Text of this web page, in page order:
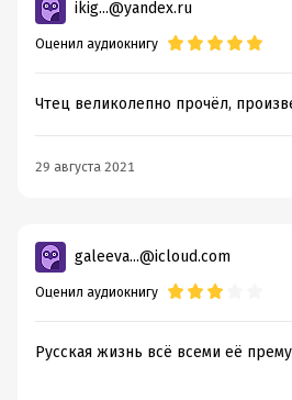
ikig...@yandex.ru
Оценил аудиокнигу
Чтец великолепно прочёл,
29 августа 2021
galeeva...@icloud.com
Оценил аудиокнигу
Русская жизнь всё всеми её